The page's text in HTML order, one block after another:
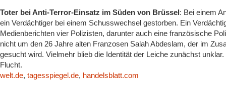
Toter bei Anti-Terror-Einsatz im Süden von Brüssel: Bei einem
ein Verdächtiger bei einem Schusswechsel gestorben. Ein
Medienberichten vier Polizisten, darunter auch eine französische
nicht um den 26 Jahre alten Franzosen Salah Abdeslam, der im
gesucht wird. Vielmehr blieb die Identität der Leiche zunächst
Flucht.
welt.de, tagesspiegel.de, handelsblatt.com